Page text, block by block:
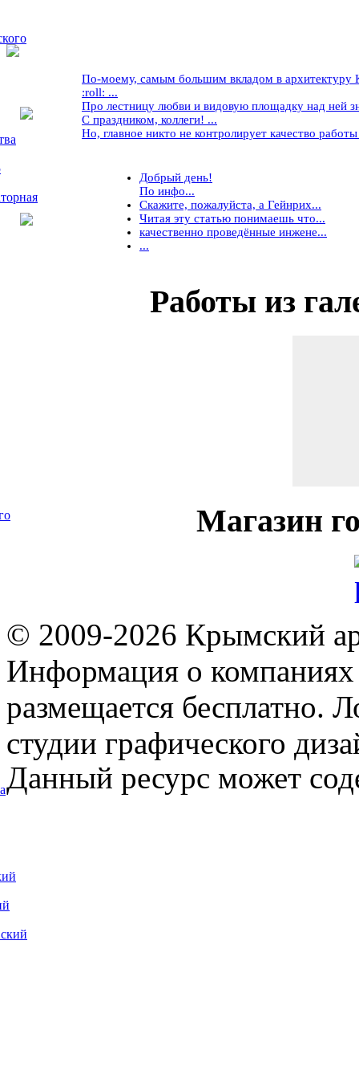
По-моему, самым большим вкладом в архитектуру
:roll: ...
Про лестницу любви и видовую площадку над ней
С праздником, коллеги! ...
Но, главное никто не контролирует качество
Добрый день!
По инфо...
Скажите, пожалуйста, а Гейнрих...
Читая эту статью понимаешь что...
качественно проведённые инжене...
...
Работыиз
Магазин
© 2009-2026 Крымский
Информация о компаниях
размещается бесплатно.
студии графического
Данный ресурс может